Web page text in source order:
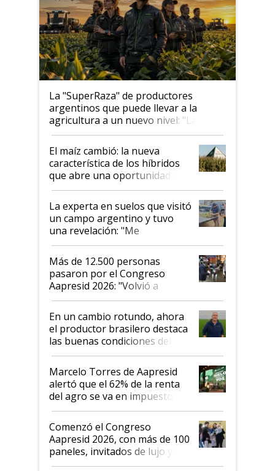
La "SuperRaza" de productores
argentinos que puede llevar a la
agricultura a un nuevo nivel: "Las
posibilidades de crecimiento son
infinitas"
El maíz cambió: la nueva
característica de los híbridos
que abre una oportunidad en
el lote
La experta en suelos que visitó
un campo argentino y tuvo
una revelación: "Me
impresionó mucho"
Más de 12.500 personas
pasaron por el Congreso
Aapresid 2026: "Volvió a
demostrar que hablar del
suelo es hablar de todo el
sistema productivo"
En un cambio rotundo, ahora
el productor brasilero destaca
las buenas condiciones del
agro argentino para invertir:
"Los veo más motivados"
Marcelo Torres de Aapresid
alertó que el 62% de la renta
del agro se va en impuestos:
"No es bueno que en
Argentina se sigan discutiendo
las mismas cosas de hace 50
años"
Comenzó el Congreso
Aapresid 2026, con más de 100
paneles, invitados de lujo y
todas las tendencias